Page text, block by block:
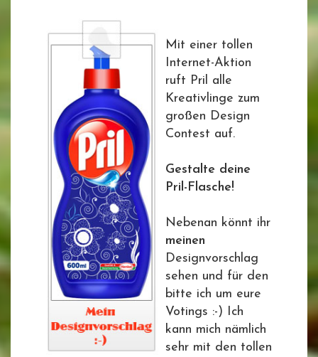
Mit einer tollen
Internet-Aktion
ruft Pril alle
Kreativlinge zum
großen Design
Contest auf.
Gestalte deine
Pril-Flasche!
Nebenan könnt ihr
meinen
Designvorschlag
sehen und für den
bitte ich um eure
Votings :-) Ich
kann mich nämlich
sehr mit den tollen